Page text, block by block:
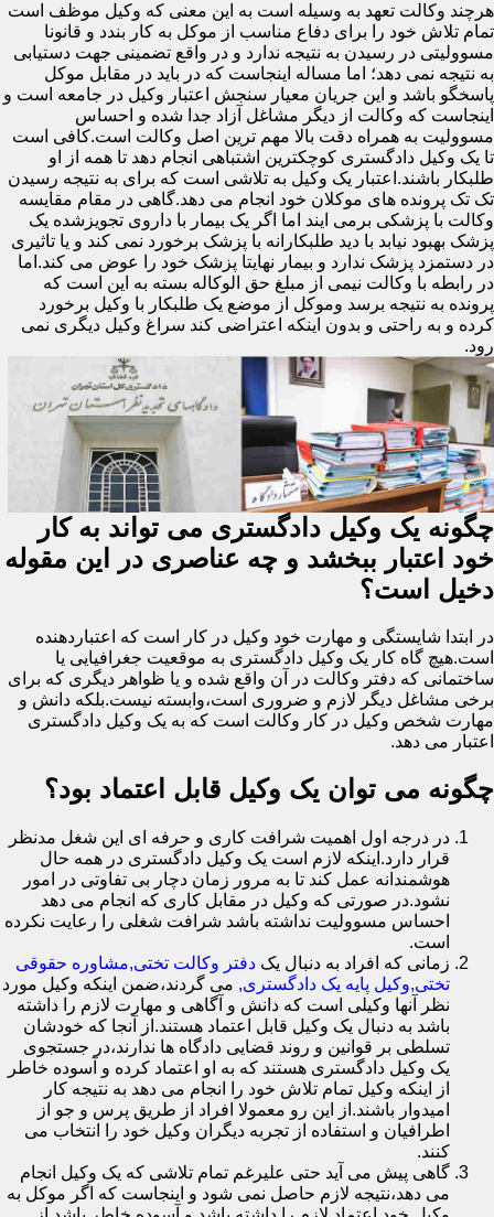
هرچند وکالت تعهد به وسیله است به این معنی که وکیل موظف است
تمام تلاش خود را برای دفاع مناسب از موکل به کار بندد و قانونا
مسوولیتی در رسیدن به نتیجه ندارد و در واقع تضمینی جهت دستیابی
به نتیجه نمی دهد؛ اما مساله اینجاست که در باید در مقابل موکل
پاسخگو باشد و این جریان معیار سنجش اعتبار وکیل در جامعه است و
اینجاست که وکالت از دیگر مشاغل آزاد جدا شده و احساس
مسوولیت به همراه دقت بالا مهم ترین اصل وکالت است.کافی است
تا یک وکیل دادگستری کوچکترین اشتباهی انجام دهد تا همه از او
طلبکار باشند.اعتبار یک وکیل به تلاشی است که برای به نتیجه رسیدن
تک تک پرونده های موکلان خود انجام می دهد.گاهی در مقام مقایسه
وکالت با پزشکی برمی ایند اما اگر یک بیمار با داروی تجویزشده یک
پزشک بهبود نیابد با دید طلبکارانه با پزشک برخورد نمی کند و یا تاثیری
در دستمزد پزشک ندارد و بیمار نهایتا پزشک خود را عوض می کند.اما
در رابطه با وکالت نیمی از مبلغ حق الوکاله بسته به این است که
پرونده به نتیجه برسد وموکل از موضع یک طلبکار با وکیل برخورد
کرده و به راحتی و بدون اینکه اعتراضی کند سراغ وکیل دیگری نمی
رود.
چگونه یک وکیل دادگستری می تواند به کار
خود اعتبار ببخشد و چه عناصری در این مقوله
دخیل است؟
در ابتدا شایستگی و مهارت خود وکیل در کار است که اعتباردهنده
است.هیچ گاه کار یک وکیل دادگستری به موقعیت جغرافیایی یا
ساختمانی که دفتر وکالت در آن واقع شده و یا ظواهر دیگری که برای
برخی مشاغل دیگر لازم و ضروری است،وابسته نیست.بلکه دانش و
مهارت شخص وکیل در کار وکالت است که به یک وکیل دادگستری
اعتبار می دهد.
چگونه می توان یک وکیل قابل اعتماد بود؟
در درجه اول اهمیت شرافت کاری و حرفه ای این شغل مدنظر
قرار دارد.اینکه لازم است یک وکیل دادگستری در همه حال
هوشمندانه عمل کند تا به مرور زمان دچار بی تفاوتی در امور
نشود.در صورتی که وکیل در مقابل کاری که انجام می دهد
احساس مسوولیت نداشته باشد شرافت شغلی را رعایت نکرده
است.
زمانی که افراد به دنبال یک دفتر وکالت تختی,مشاوره حقوقی
تختی,وکیل پایه یک دادگستری, می گردند،ضمن اینکه وکیل مورد
نظر آنها وکیلی است که دانش و آگاهی و مهارت لازم را داشته
باشد به دنبال یک وکیل قابل اعتماد هستند.از آنجا که خودشان
تسلطی بر قوانین و روند قضایی دادگاه ها ندارند،در جستجوی
یک وکیل دادگستری هستند که به او اعتماد کرده و آسوده خاطر
از اینکه وکیل تمام تلاش خود را انجام می دهد به نتیجه کار
امیدوار باشند.از این رو معمولا افراد از طریق پرس و جو از
اطرافیان و استفاده از تجربه دیگران وکیل خود را انتخاب می
کنند.
گاهی پیش می آید حتی علیرغم تمام تلاشی که یک وکیل انجام
می دهد،نتیجه لازم حاصل نمی شود و اینجاست که اگر موکل به